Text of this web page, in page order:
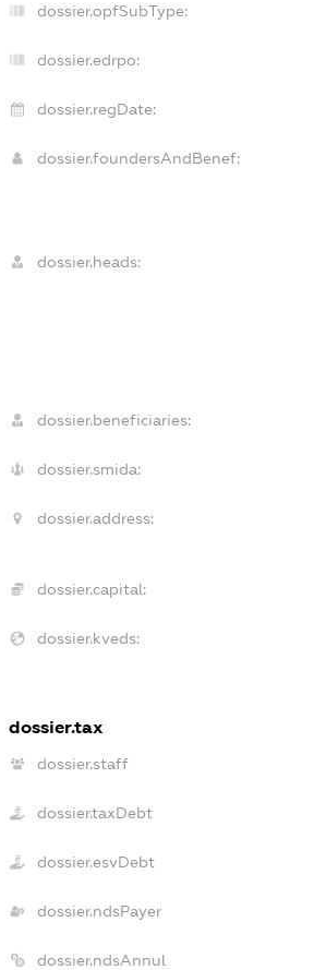
dossier.opfSubType:
dossier.edrpo:
dossier.regDate:
dossier.foundersAndBenef:
dossier.heads:
dossier.beneficiaries:
dossier.smida:
dossier.address:
dossier.capital:
dossier.kveds:
dossier.tax
dossier.staff
dossier.taxDebt
dossier.esvDebt
dossier.ndsPayer
dossier.ndsAnnul